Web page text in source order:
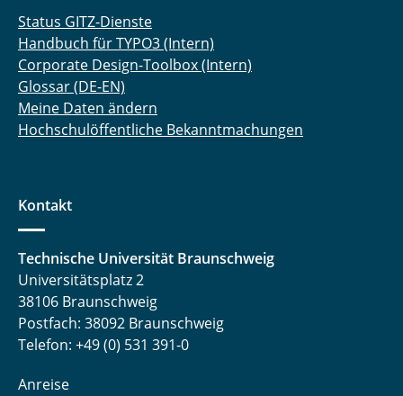
Status GITZ-Dienste
Handbuch für TYPO3 (Intern)
Corporate Design-Toolbox (Intern)
Glossar (DE-EN)
Meine Daten ändern
Hochschulöffentliche Bekanntmachungen
Kontakt
Technische Universität Braunschweig
Universitätsplatz 2
38106 Braunschweig
Postfach: 38092 Braunschweig
Telefon: +49 (0) 531 391-0
Anreise